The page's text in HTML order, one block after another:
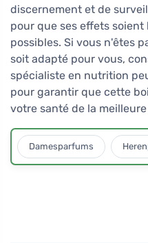
discernement et de
pour que ses effets
possibles. Si vous n'êtes
soit adapté pour vous,
spécialiste en nutrition
pour garantir que cette
votre santé de la
Damesparfums